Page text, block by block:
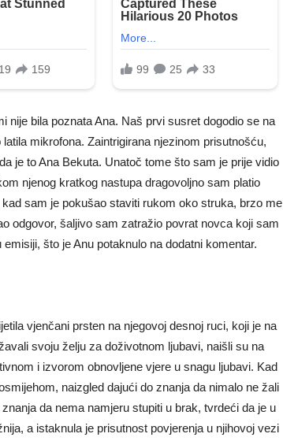
nije bila poznata Ana. Naš prvi susret dogodio se na
mikrofona. Zaintrigirana njezinom prisutnošću,
je to Ana Bekuta. Unatoč tome što sam je prije vidio
njenog kratkog nastupa dragovoljno sam platio
sam je pokušao staviti rukom oko struka, brzo me
odgovor, šaljivo sam zatražio povrat novca koji sam
što je Anu potaknulo na dodatni komentar.
vjenčani prsten na njegovoj desnoj ruci, koji je na
svoju želju za doživotnom ljubavi, naišli su na
i izvorom obnovljene vjere u snagu ljubavi. Kad
naizgled dajući do znanja da nimalo ne žali
da nema namjeru stupiti u brak, tvrdeći da je u
a istaknula je prisutnost povjerenja u njihovoj vezi